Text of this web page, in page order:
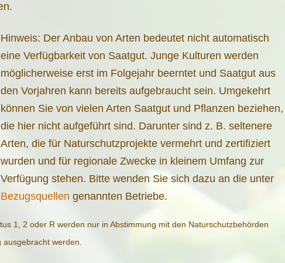
Hinweis: Der Anbau von Arten bedeutet nicht automatisch
eine Verfügbarkeit von Saatgut. Junge Kulturen werden
möglicherweise erst im Folgejahr beerntet und Saatgut aus
den Vorjahren kann bereits aufgebraucht sein. Umgekehrt
können Sie von vielen Arten Saatgut und Pflanzen beziehen,
die hier nicht aufgeführt sind. Darunter sind z. B. seltenere
Arten, die für Naturschutzprojekte vermehrt und zertifiziert
wurden und für regionale Zwecke in kleinem Umfang zur
Verfügung stehen. Bitte wenden Sie sich dazu an die unter
Bezugsquellen genannten Betriebe.
1, 2 oder R werden nur in Abstimmung mit den Naturschutzbehörden
werden.